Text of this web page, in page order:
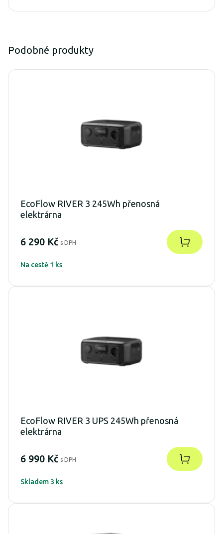
Podobné produkty
EcoFlow RIVER 3 245Wh přenosná
elektrárna
6 290 Kč s DPH
Na cestě 1 ks
EcoFlow RIVER 3 UPS 245Wh přenosná
elektrárna
6 990 Kč s DPH
Skladem 3 ks